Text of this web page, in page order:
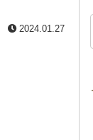
2024.01.27